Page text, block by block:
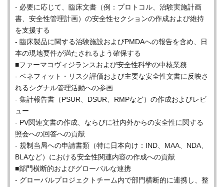
- 必要に応じて、臨床文書（例：プロトコル、治験実施計画
書、安全性管理計画）の安全性セクションの作成および維持
を支援する
- 臨床製品に関する治験施設およびPMDAへの報告を含め、日
本の現地要件が満たされるよう確保する
■ファーマコヴィジランスおよび安全性科学の中核業務
- ベネフィット・リスク評価および主要な安全性文書に反映さ
れるシグナル管理活動への参画
- 集計報告書（PSUR、DSUR、RMPなど）の作成およびレビ
ュー
- PV関連文書の作成、ならびに社内外からの安全性に関する
照会への回答への貢献
- 規制当局への申請書類（特に日本向け：IND、MAA、NDA、
BLAなど）における安全性関連内容の作成への貢献
■部門横断的およびグローバルな連携
- グローバルプロジェクトチーム内で部門横断的に連携し、整